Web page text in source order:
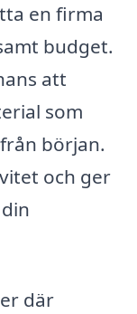
en firma
budget.
att
som
början.
och ger
där